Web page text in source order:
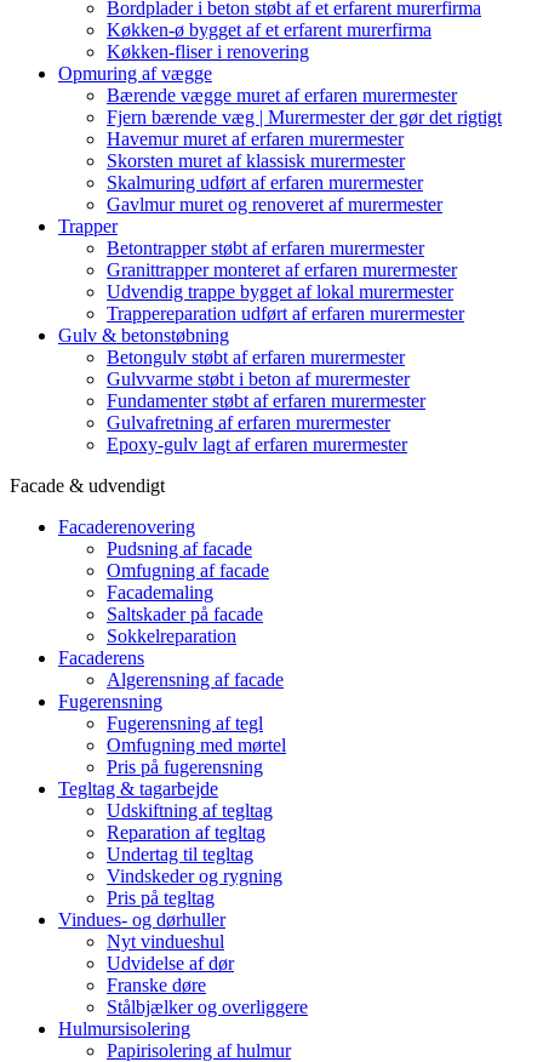
Bordplader i beton støbt af et erfarent murerfirma
Køkken-ø bygget af et erfarent murerfirma
Køkken-fliser i renovering
Opmuring af vægge
Bærende vægge muret af erfaren murermester
Fjern bærende væg | Murermester der gør det rigtigt
Havemur muret af erfaren murermester
Skorsten muret af klassisk murermester
Skalmuring udført af erfaren murermester
Gavlmur muret og renoveret af murermester
Trapper
Betontrapper støbt af erfaren murermester
Granittrapper monteret af erfaren murermester
Udvendig trappe bygget af lokal murermester
Trappereparation udført af erfaren murermester
Gulv & betonstøbning
Betongulv støbt af erfaren murermester
Gulvvarme støbt i beton af murermester
Fundamenter støbt af erfaren murermester
Gulvafretning af erfaren murermester
Epoxy-gulv lagt af erfaren murermester
Facade & udvendigt
Facaderenovering
Pudsning af facade
Omfugning af facade
Facademaling
Saltskader på facade
Sokkelreparation
Facaderens
Algerensning af facade
Fugerensning
Fugerensning af tegl
Omfugning med mørtel
Pris på fugerensning
Tegltag & tagarbejde
Udskiftning af tegltag
Reparation af tegltag
Undertag til tegltag
Vindskeder og rygning
Pris på tegltag
Vindues- og dørhuller
Nyt vindueshul
Udvidelse af dør
Franske døre
Stålbjælker og overliggere
Hulmursisolering
Papirisolering af hulmur